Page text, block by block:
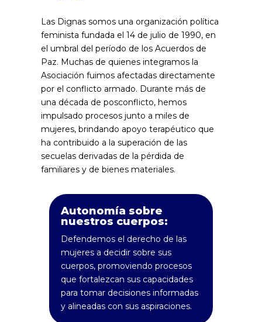
Las Dignas somos una organización política
feminista fundada el 14 de julio de 1990, en
el umbral del período de los Acuerdos de
Paz. Muchas de quienes integramos la
Asociación fuimos afectadas directamente
por el conflicto armado. Durante más de
una década de posconflicto, hemos
impulsado procesos junto a miles de
mujeres, brindando apoyo terapéutico que
ha contribuido a la superación de las
secuelas derivadas de la pérdida de
familiares y de bienes materiales.
Autonomía sobre
nuestros cuerpos:
Defendemos el derecho de las
mujeres a decidir sobre sus
cuerpos, promoviendo procesos
que fortalezcan sus capacidades
para tomar decisiones informadas
y alineadas con sus aspiraciones.